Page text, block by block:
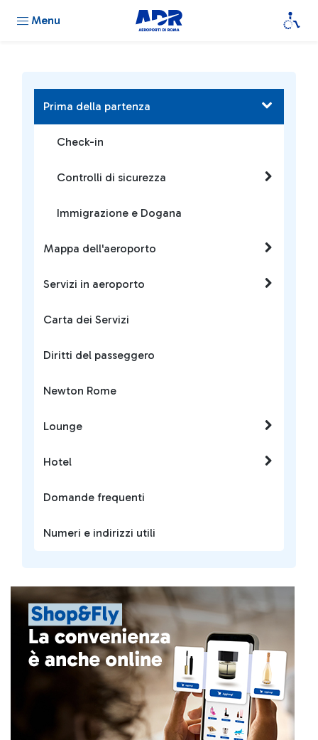
Menu
Prima della partenza
Check-in
Controlli di sicurezza
Immigrazione e Dogana
Mappa dell'aeroporto
Servizi in aeroporto
Carta dei Servizi
Diritti del passeggero
Newton Rome
Lounge
Hotel
Domande frequenti
Numeri e indirizzi utili